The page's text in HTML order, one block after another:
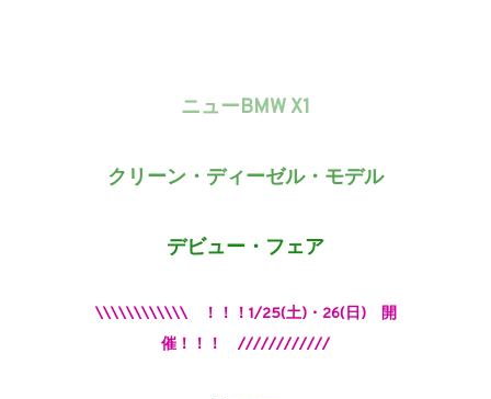
ニューBMW X1
クリーン・ディーゼル・モデル
デビュー・フェア
\\\\\\\\\\\\ ！！！1/25(土)・26(日) 開
催！！！ ////////////